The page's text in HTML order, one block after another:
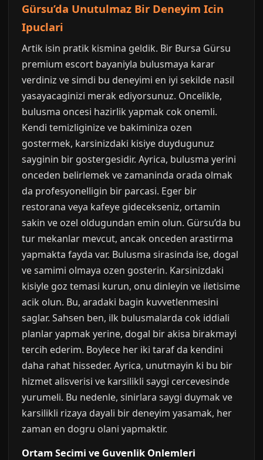
Gürsu’da Unutulmaz Bir Deneyim Icin
Ipuclari
Artik isin pratik kismina geldik. Bir Bursa Gürsu
premium escort bayaniyla bulusmaya karar
verdiniz ve simdi bu deneyimi en iyi sekilde nasil
yasayacaginizi merak ediyorsunuz. Oncelikle,
bulusma oncesi hazirlik yapmak cok onemli.
Kendi temizliginize ve bakiminiza ozen
gostermek, karsinizdaki kisiye duydugunuz
sayginin bir gostergesidir. Ayrica, bulusma yerini
onceden belirlemek ve zamaninda orada olmak
da profesyonelligin bir parcasi. Eger bir
restorana veya kafeye gidecekseniz, ortamin
sakin ve ozel oldugundan emin olun. Gürsu’da bu
tur mekanlar mevcut, ancak onceden arastirma
yapmakta fayda var. Bulusma sirasinda ise, dogal
ve samimi olmaya ozen gosterin. Karsinizdaki
kisiyle goz temasi kurun, onu dinleyin ve iletisime
acik olun. Bu, aradaki bagin kuvvetlenmesini
saglar. Sahsen ben, ilk bulusmalarda cok iddiali
planlar yapmak yerine, dogal bir akisa birakmayi
tercih ederim. Boylece her iki taraf da kendini
daha rahat hisseder. Ayrica, unutmayin ki bu bir
hizmet alisverisi ve karsilikli saygi cercevesinde
yurumeli. Bu nedenle, sinirlara saygi duymak ve
karsilikli rizaya dayali bir deneyim yasamak, her
zaman en dogru olani yapmaktir.
Ortam Secimi ve Guvenlik Onlemleri